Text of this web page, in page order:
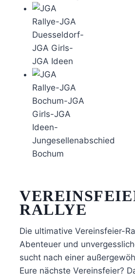
RALLYE
Die ultimative Vereinsfeier-
Abenteuer und
sucht nach einer
Eure nächste Vereinsfeier?